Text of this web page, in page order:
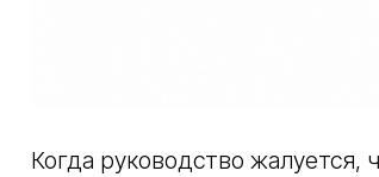
Когда руководство жалуется,